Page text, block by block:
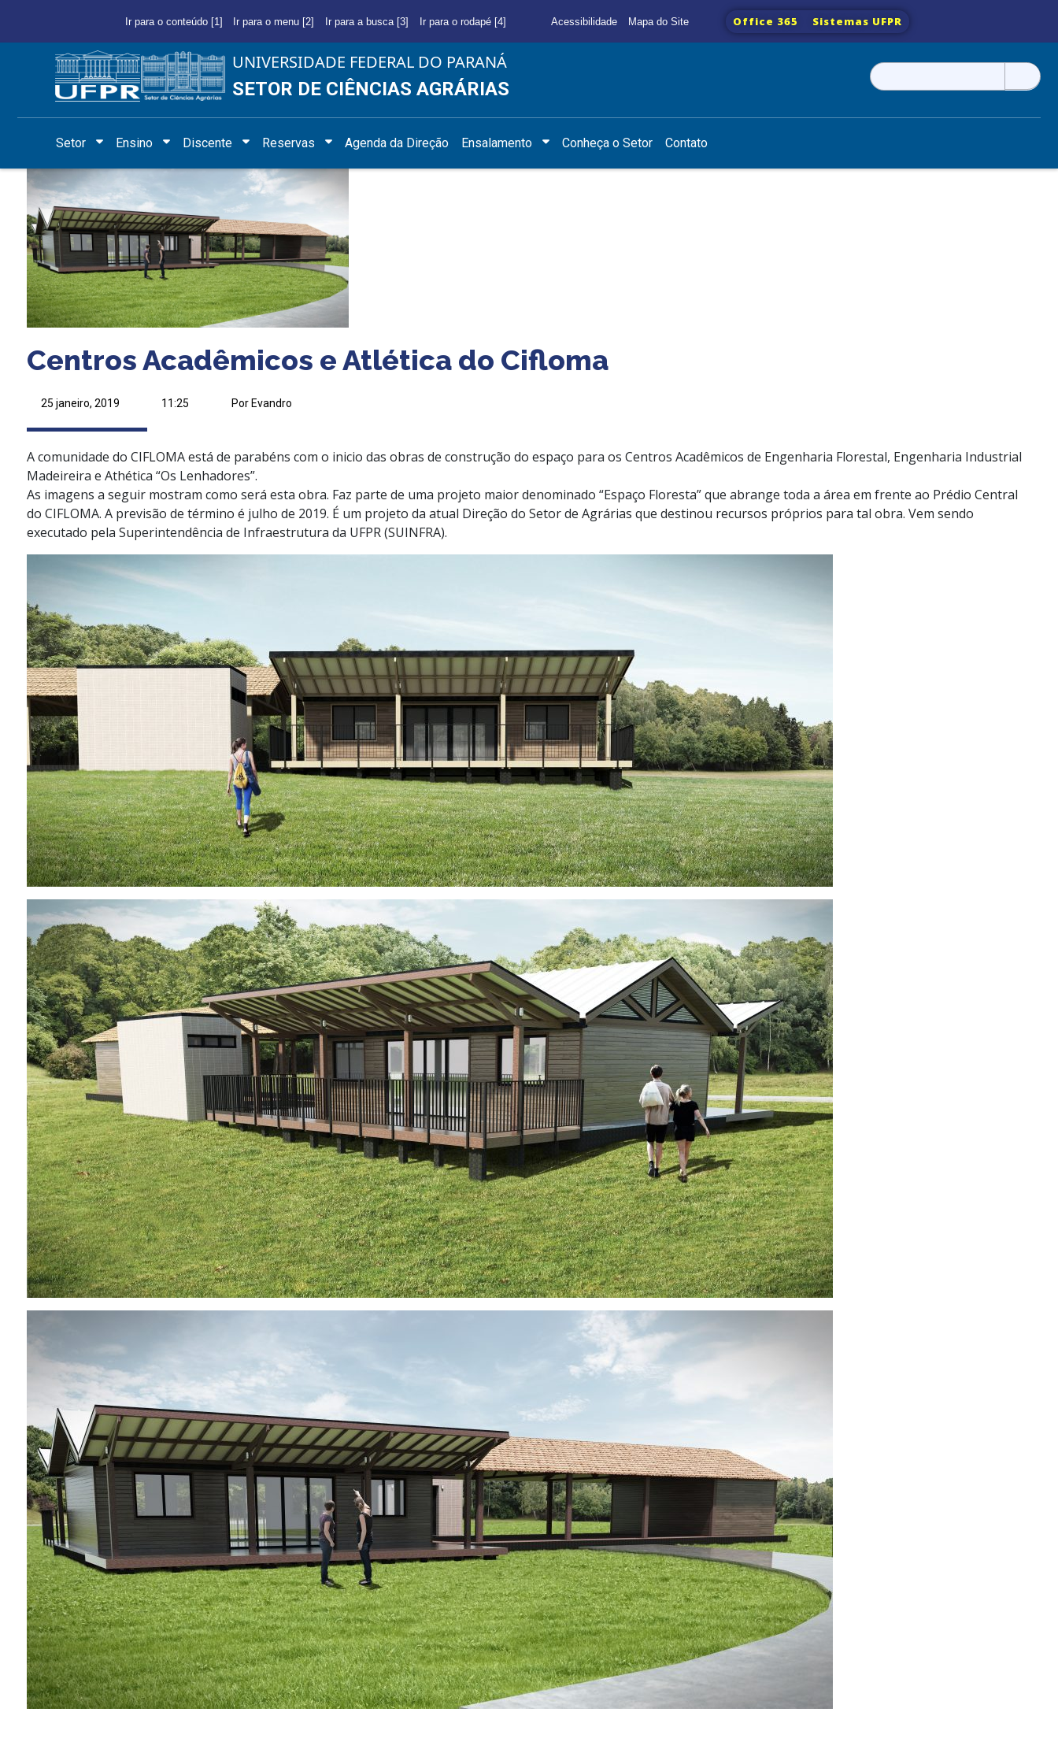
Ir para o conteúdo [1] Ir para o menu [2] Ir para a busca [3] Ir para o rodapé [4] Acessibilidade Mapa do Site Office 365 Sistemas UFPR
UNIVERSIDADE FEDERAL DO PARANÁ
SETOR DE CIÊNCIAS AGRÁRIAS
Pesquisar
por:
Setor Ensino Discente Reservas Agenda da Direção Ensalamento Conheça o Setor Contato
Centros Acadêmicos e Atlética do Cifloma
25 janeiro, 2019 11:25 Por Evandro
A comunidade do CIFLOMA está de parabéns com o inicio das obras de construção do espaço para os Centros Acadêmicos de Engenharia Florestal, Engenharia Industrial
Madeireira e Athética “Os Lenhadores”.
As imagens a seguir mostram como será esta obra. Faz parte de uma projeto maior denominado “Espaço Floresta” que abrange toda a área em frente ao Prédio Central
do CIFLOMA. A previsão de término é julho de 2019. É um projeto da atual Direção do Setor de Agrárias que destinou recursos próprios para tal obra. Vem sendo
executado pela Superintendência de Infraestrutura da UFPR (SUINFRA).